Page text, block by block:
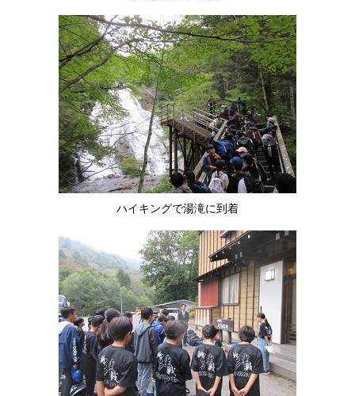
ハイキングで湯滝に到着